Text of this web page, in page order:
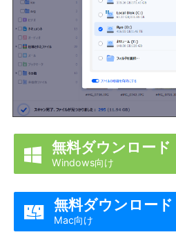
 無料ダウンロード
Windows向け
 無料ダウンロード
Mac向け